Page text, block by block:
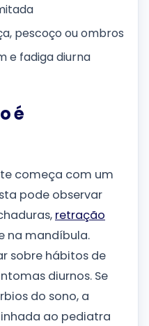
pescoço ou ombros
e fadiga diurna
é
começa com um
pode observar
retração
na mandíbula.
sobre hábitos de
diurnos. Se
do sono, a
ao pediatra